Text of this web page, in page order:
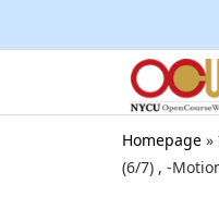
Homepage »
(6/7) , -